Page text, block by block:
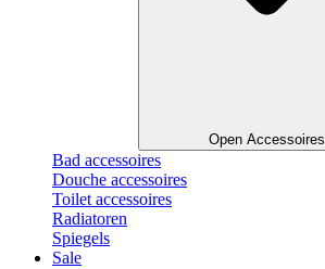
Open Accessoires
Bad accessoires
Douche accessoires
Toilet accessoires
Radiatoren
Spiegels
Sale